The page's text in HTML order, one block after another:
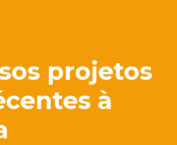
projetos
à